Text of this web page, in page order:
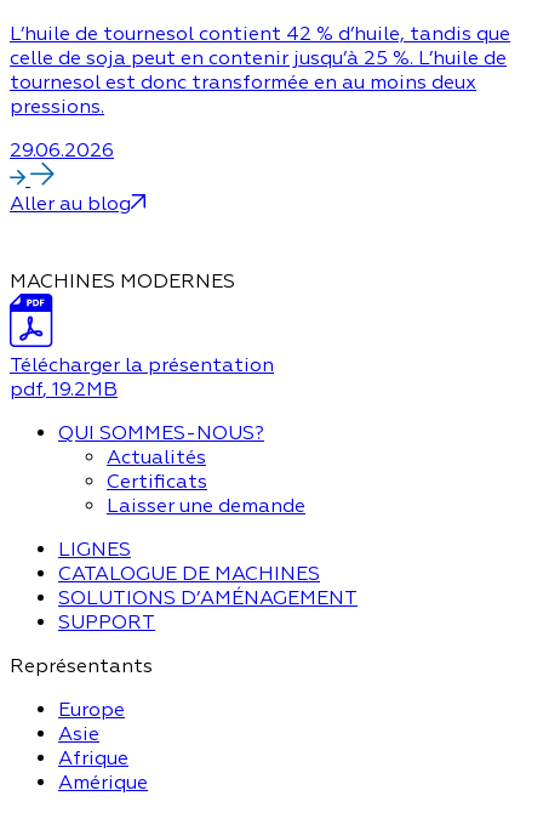
L’huile de tournesol contient 42 % d’huile, tandis que
celle de soja peut en contenir jusqu’à 25 %. L’huile de
tournesol est donc transformée en au moins deux
pressions.
29.06.2026
Aller au blog
MACHINES MODERNES
Télécharger la présentation
pdf, 19.2MB
QUI SOMMES-NOUS?
Actualités
Certificats
Laisser une demande
LIGNES
CATALOGUE DE MACHINES
SOLUTIONS D’AMÉNAGEMENT
SUPPORT
Représentants
Europe
Asie
Afrique
Amérique